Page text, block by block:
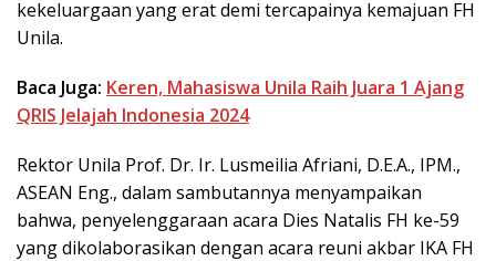
kekeluargaan yang erat demi tercapainya kemajuan FH
Unila.
Baca Juga: Keren, Mahasiswa Unila Raih Juara 1 Ajang
QRIS Jelajah Indonesia 2024
Rektor Unila Prof. Dr. Ir. Lusmeilia Afriani, D.E.A., IPM.,
ASEAN Eng., dalam sambutannya menyampaikan
bahwa, penyelenggaraan acara Dies Natalis FH ke-59
yang dikolaborasikan dengan acara reuni akbar IKA FH